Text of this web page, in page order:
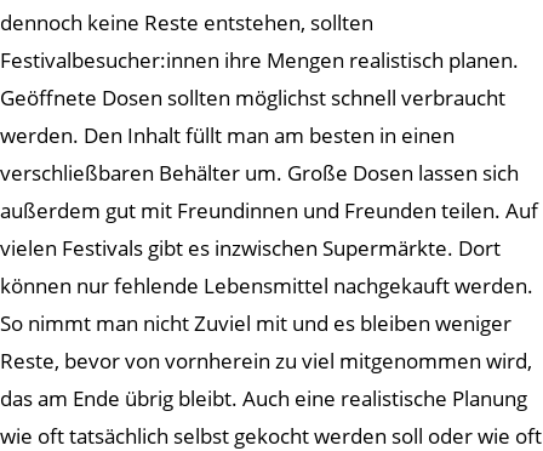
dennoch keine Reste entstehen, sollten
Festivalbesucher:innen ihre Mengen realistisch planen.
Geöffnete Dosen sollten möglichst schnell verbraucht
werden. Den Inhalt füllt man am besten in einen
verschließbaren Behälter um. Große Dosen lassen sich
außerdem gut mit Freundinnen und Freunden teilen. Auf
vielen Festivals gibt es inzwischen Supermärkte. Dort
können nur fehlende Lebensmittel nachgekauft werden.
So nimmt man nicht Zuviel mit und es bleiben weniger
Reste, bevor von vornherein zu viel mitgenommen wird,
das am Ende übrig bleibt. Auch eine realistische Planung
wie oft tatsächlich selbst gekocht werden soll oder wie oft